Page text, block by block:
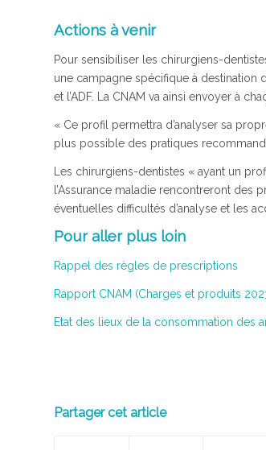
Actions à venir
Pour sensibiliser les chirurgiens-
une campagne spécifique à destination
et l’ADF. La CNAM va ainsi envoyer à
« Ce profil permettra d’analyser sa
plus possible des pratiques
Les chirurgiens-dentistes « ayant un
l’Assurance maladie rencontreront des
éventuelles difficultés d’analyse et les
Pour aller plus loin
Rappel des règles de prescriptions
Rapport CNAM (Charges et produits
Etat des lieux de la consommation des
Partager cet article